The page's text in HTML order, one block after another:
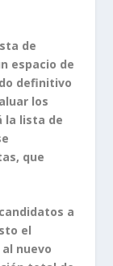
de
espacio de
definitivo
los
la lista de
que
a
el
nuevo